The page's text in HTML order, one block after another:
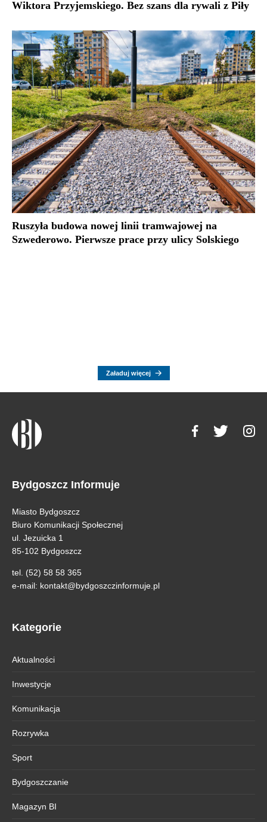
Wiktora Przyjemskiego. Bez szans dla rywali z Piły
Ruszyła budowa nowej linii tramwajowej na
Szwederowo. Pierwsze prace przy ulicy Solskiego
Załaduj więcej
Bydgoszcz Informuje
Miasto Bydgoszcz
Biuro Komunikacji Społecznej
ul. Jezuicka 1
85-102 Bydgoszcz
tel. (52) 58 58 365
e-mail: kontakt@bydgoszczinformuje.pl
Kategorie
Aktualności
Inwestycje
Komunikacja
Rozrywka
Sport
Bydgoszczanie
Magazyn BI